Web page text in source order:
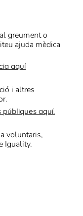
greument o
ajuda mèdica
aquí
i altres
públiques aquí.
voluntaris,
Iguality.